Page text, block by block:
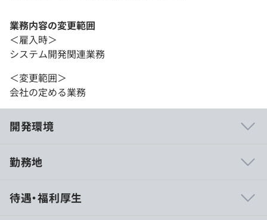
業務内容の変更範囲
＜雇入時＞
システム開発関連業務
＜変更範囲＞
会社の定める業務
開発環境
垣根を超えてフラットな社風が自慢です。
勤務地
待遇・福利厚生